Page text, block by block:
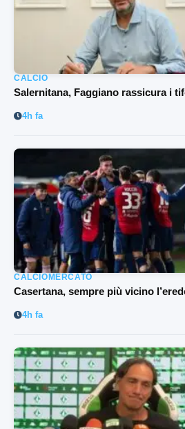
CALCIO
Salernitana, Faggiano rassicura i
4h fa
CALCIOMERCATO
Casertana, sempre più vicino
4h fa